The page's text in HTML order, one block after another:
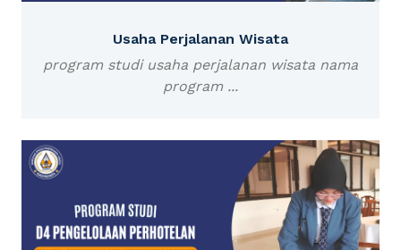
Usaha Perjalanan Wisata
program studi usaha perjalanan wisata nama
program ...